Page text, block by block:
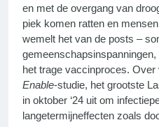
en met de overgang van
piek komen ratten en
wemelt het van de posts –
het trage vaccinproces.
Enable-studie, het grootste
in oktober ‘24 uit om
langetermijneffecten zoals